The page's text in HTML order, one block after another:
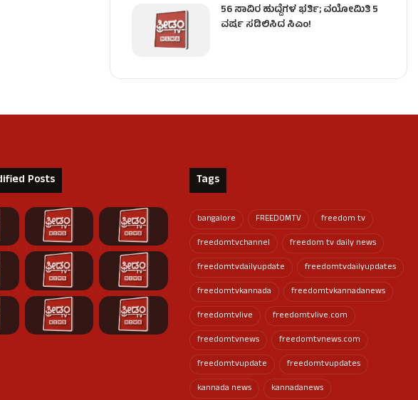
56 ಸಾವಿರ ಹುದ್ದೆಗಳ ಭರ್ತಿ; ವಯೋಮಿತಿ 5
ವರ್ಷ ಸಡಿಲಿಸಿದ ಸಿಎಂ!
Posts Tags
bangalore FREEDOMTV
freedom tv
freedomtvchannel
freedom tv daily news
freedomtvdailyupdate
freedomtvdailyupdates
freedomtvkannada
freedomtvkannadanews
freedomtvlive
freedomtvlive.com
freedomtvnews
freedomtvnews.com
freedomtvupdate
freedomtvupdates
kannada news
kannadanews